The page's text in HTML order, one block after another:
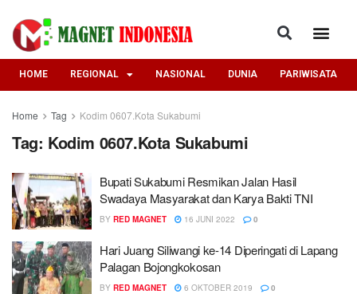
HOME REGIONAL NASIONAL DUNIA PARIWISATA
Home Tag Kodim 0607.Kota Sukabumi
Tag: Kodim 0607.Kota Sukabumi
Bupati Sukabumi Resmikan Jalan Hasil
Swadaya Masyarakat dan Karya Bakti TNI
BY RED MAGNET 16 JUNI 2022 0
Hari Juang Siliwangi ke-14 Diperingati di Lapang
Palagan Bojongkokosan
BY RED MAGNET 6 OKTOBER 2019 0